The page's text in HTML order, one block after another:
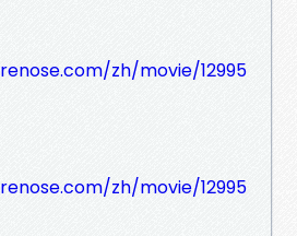
zh/movie/12995
zh/movie/12995